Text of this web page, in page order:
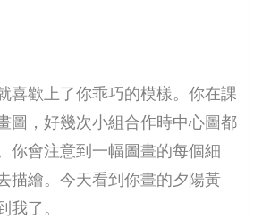
喜歡上了你乖巧的模樣。你在課
圖，好幾次小組合作時中心圖都
你會注意到一幅圖畫的每個細
描繪。今天看到你畫的夕陽黃
我了。